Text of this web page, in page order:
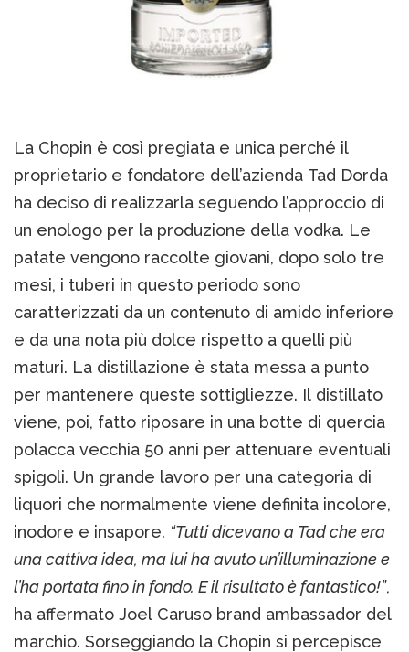
La Chopin è così pregiata e unica perché il
proprietario e fondatore dell’azienda Tad Dorda
ha deciso di realizzarla seguendo l’approccio di
un enologo per la produzione della vodka. Le
patate vengono raccolte giovani, dopo solo tre
mesi, i tuberi in questo periodo sono
caratterizzati da un contenuto di amido inferiore
e da una nota più dolce rispetto a quelli più
maturi. La distillazione è stata messa a punto
per mantenere queste sottigliezze. Il distillato
viene, poi, fatto riposare in una botte di quercia
polacca vecchia 50 anni per attenuare eventuali
spigoli. Un grande lavoro per una categoria di
liquori che normalmente viene definita incolore,
inodore e insapore. “Tutti dicevano a Tad che era
una cattiva idea, ma lui ha avuto un’illuminazione e
l’ha portata fino in fondo. E il risultato è fantastico!”,
ha affermato Joel Caruso brand ambassador del
marchio. Sorseggiando la Chopin si percepisce